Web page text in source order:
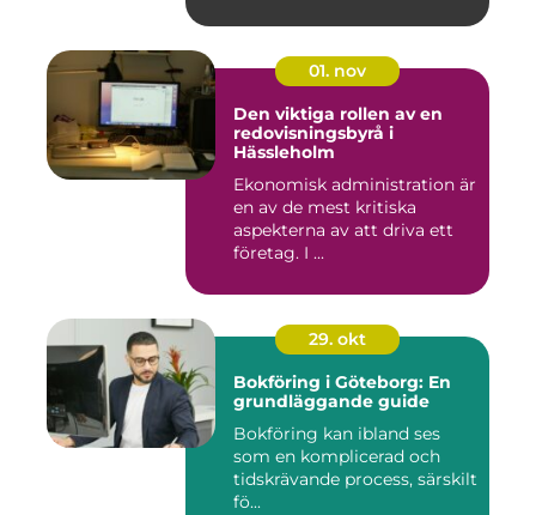
01. nov
Den viktiga rollen av en
redovisningsbyrå i
Hässleholm
Ekonomisk administration är
en av de mest kritiska
aspekterna av att driva ett
företag. I ...
29. okt
Bokföring i Göteborg: En
grundläggande guide
Bokföring kan ibland ses
som en komplicerad och
tidskrävande process, särskilt
fö...